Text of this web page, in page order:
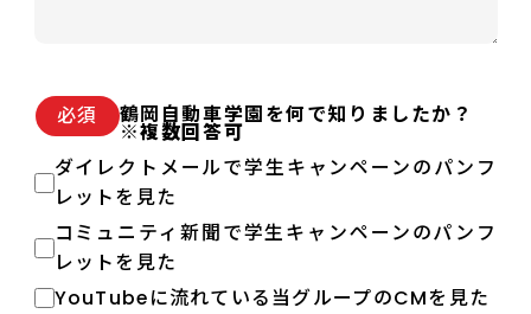
必須 鶴岡自動車学園を何で知りましたか？
※複数回答可
ダイレクトメールで学生キャンペーンのパンフ
レットを見た
コミュニティ新聞で学生キャンペーンのパンフ
レットを見た
YouTubeに流れている当グループのCMを見た